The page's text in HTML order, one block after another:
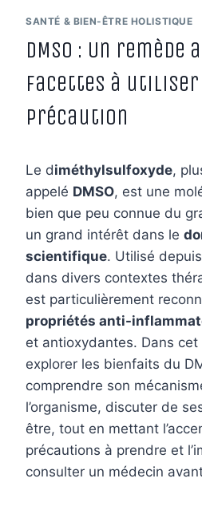
SANTÉ & BIEN-ÊTRE HOLISTIQUE
DMSO : Un
facettes à utiliser
précaution
Le diméthylsulfoxyde,
appelé DMSO, est une
bien que peu connue du
un grand intérêt dans le
scientifique. Utilisé
dans divers contextes
est particulièrement
propriétés anti-
et antioxydantes. Dans
explorer les bienfaits du
comprendre son
l’organisme, discuter de
être, tout en mettant
précautions à prendre et
consulter un médecin